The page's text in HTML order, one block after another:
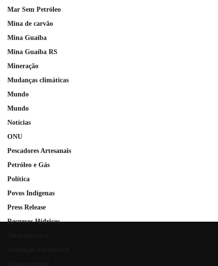
Mar Sem Petróleo
Mina de carvão
Mina Guaiba
Mina Guaíba RS
Mineração
Mudanças climáticas
Mundo
Mundo
Notícias
ONU
Pescadores Artesanais
Petróleo e Gás
Política
Povos Indígenas
Press Release
Recursos Hídricos